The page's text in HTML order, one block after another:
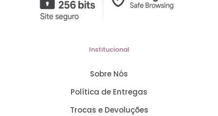
Institucional
Sobre Nós
Política de Entregas
Trocas e Devoluções